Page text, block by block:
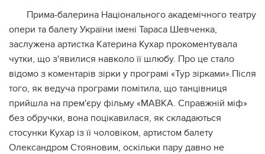
Прима-балерина Національного академічного театру
опери та балету України імені Тараса Шевченка,
заслужена артистка Катерина Кухар прокоментувала
чутки, що з'явилися навколо її шлюбу. Про це стало
відомо з коментарів зірки у програмі «Тур зірками».Після
того, як ведуча програми помітила, що танцівниця
прийшла на прем'єру фільму «МАВКА. Справжній міф»
без обручки, вона поцікавилася, як складаються
стосунки Кухар із її чоловіком, артистом балету
Олександром Стояновим, оскільки пару давно не